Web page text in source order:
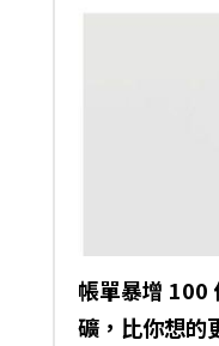
帳單暴增 100
礦，比你想的